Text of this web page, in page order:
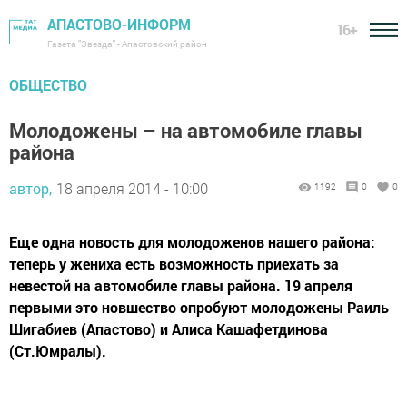
АПАСТОВО-ИНФОРМ
Газета "Звезда" - Апастовский район
16+
ОБЩЕСТВО
Молодожены – на автомобиле главы
района
автор, 18 апреля 2014 - 10:00 1192 0 0
Еще одна новость для молодоженов нашего района:
теперь у жениха есть возможность приехать за
невестой на автомобиле главы района. 19 апреля
первыми это новшество опробуют молодожены Раиль
Шигабиев (Апастово) и Алиса Кашафетдинова
(Ст.Юмралы).